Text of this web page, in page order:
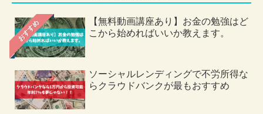
おすすめ
【無料動画講座あり】お金の勉強はど
こから始めればいいか教えます。
ソーシャルレンディングで不労所得な
らクラウドバンクが最もおすすめ